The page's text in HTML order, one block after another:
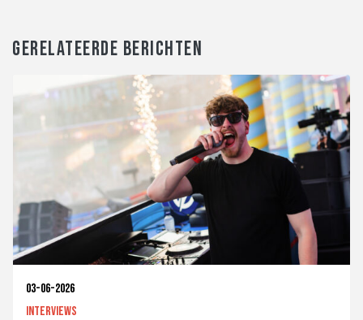
GERELATEERDE BERICHTEN
03-06-2026
Interviews